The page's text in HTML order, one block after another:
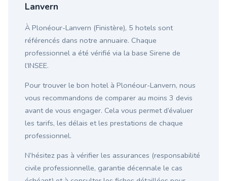
Lanvern
À Plonéour-Lanvern (Finistère), 5 hotels sont
référencés dans notre annuaire. Chaque
professionnel a été vérifié via la base Sirene de
l’INSEE.
Pour trouver le bon hotel à Plonéour-Lanvern, nous
vous recommandons de comparer au moins 3 devis
avant de vous engager. Cela vous permet d’évaluer
les tarifs, les délais et les prestations de chaque
professionnel.
N’hésitez pas à vérifier les assurances (responsabilité
civile professionnelle, garantie décennale le cas